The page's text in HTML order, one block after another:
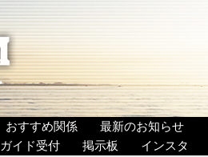
おすすめ関係 最新のお知らせ
イド受付 掲示板 インスタ